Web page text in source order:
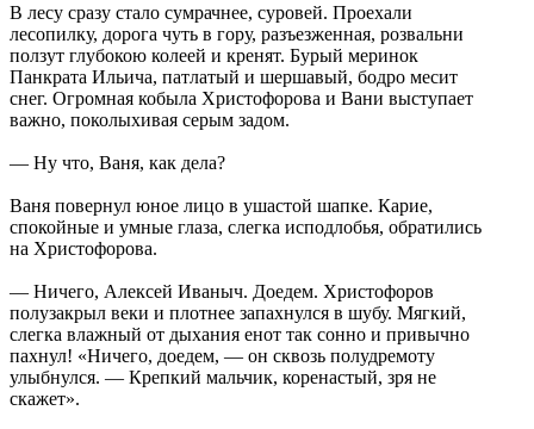
В лесу сразу стало сумрачнее, суровей. Проехали
лесопилку, дорога чуть в гору, разъезженная, розвальни
ползут глубокою колеей и кренят. Бурый меринок
Панкрата Ильича, патлатый и шершавый, бодро месит
снег. Огромная кобыла Христофорова и Вани выступает
важно, поколыхивая серым задом.
— Ну что, Ваня, как дела?
Ваня повернул юное лицо в ушастой шапке. Карие,
спокойные и умные глаза, слегка исподлобья, обратились
на Христофорова.
— Ничего, Алексей Иваныч. Доедем. Христофоров
полузакрыл веки и плотнее запахнулся в шубу. Мягкий,
слегка влажный от дыхания енот так сонно и привычно
пахнул! «Ничего, доедем, — он сквозь полудремоту
улыбнулся. — Крепкий мальчик, коренастый, зря не
скажет».